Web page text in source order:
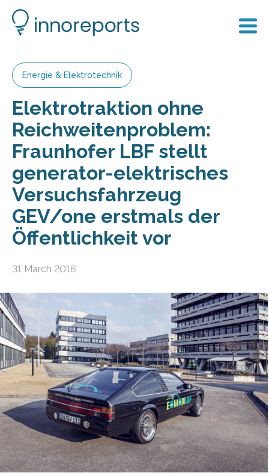
Energie & Elektrotechnik
Elektrotraktion ohne
Reichweitenproblem:
Fraunhofer LBF stellt
generator-elektrisches
Versuchsfahrzeug
GEV/one erstmals der
Öffentlichkeit vor
31 March 2016